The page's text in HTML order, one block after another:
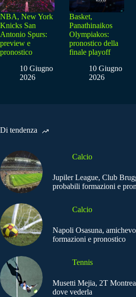
NBA, New York
Knicks San
Antonio Spurs:
preview e
pronostico
10 Giugno
2026
Basket,
Panathinaikos
Olympiakos:
pronostico della
finale playoff
10 Giugno
2026
Di tendenza
Calcio
Jupiler League, Club
probabili formazioni e
Calcio
Napoli Osasuna,
formazioni e pronostico
Tennis
Musetti Mejia, 2T
dove vederla